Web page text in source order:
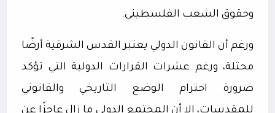
وحقوق الشعب الفلسطيني.
ورغم أن القانون الدولي يعتبر القدس الشرقية أرضًا
محتلة، ورغم عشرات القرارات الدولية التي تؤكد
ضرورة احترام الوضع التاريخي والقانوني